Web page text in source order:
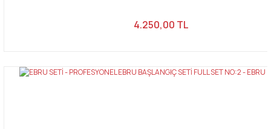
4.250,00 TL